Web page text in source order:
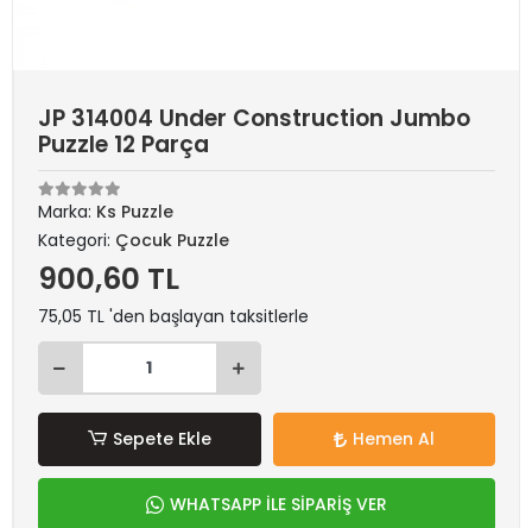
JP 314004 Under Construction Jumbo
Puzzle 12 Parça
Marka: Ks Puzzle
Kategori: Çocuk Puzzle
900,60 TL
75,05 TL 'den başlayan taksitlerle
Sepete Ekle Hemen Al
WHATSAPP İLE SİPARİŞ VER